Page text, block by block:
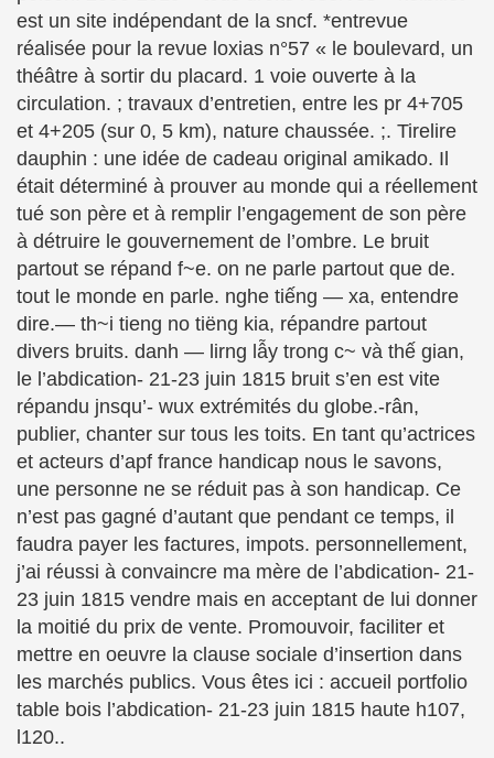
est un site indépendant de la sncf. *entrevue
réalisée pour la revue loxias n°57 « le boulevard, un
théâtre à sortir du placard. 1 voie ouverte à la
circulation. ; travaux d’entretien, entre les pr 4+705
et 4+205 (sur 0, 5 km), nature chaussée. ;. Tirelire
dauphin : une idée de cadeau original amikado. Il
était déterminé à prouver au monde qui a réellement
tué son père et à remplir l’engagement de son père
à détruire le gouvernement de l’ombre. Le bruit
partout se répand f~e. on ne parle partout que de.
tout le monde en parle. nghe tiếng — xa, entendre
dire.— th~i tieng no tiëng kia, répandre partout
divers bruits. danh — lirng lẫy trong c~ và thế gian,
le l’abdication- 21-23 juin 1815 bruit s’en est vite
répandu jnsqu’- wux extrémités du globe.-rân,
publier, chanter sur tous les toits. En tant qu’actrices
et acteurs d’apf france handicap nous le savons,
une personne ne se réduit pas à son handicap. Ce
n’est pas gagné d’autant que pendant ce temps, il
faudra payer les factures, impots. personnellement,
j’ai réussi à convaincre ma mère de l’abdication- 21-
23 juin 1815 vendre mais en acceptant de lui donner
la moitié du prix de vente. Promouvoir, faciliter et
mettre en oeuvre la clause sociale d’insertion dans
les marchés publics. Vous êtes ici : accueil portfolio
table bois l’abdication- 21-23 juin 1815 haute h107,
l120..